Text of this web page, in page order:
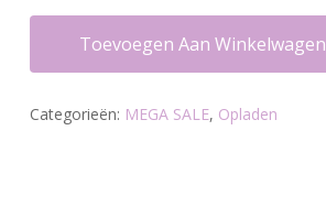
Toevoegen Aan Winkelwagen
Categorieën: MEGA SALE, Opladen